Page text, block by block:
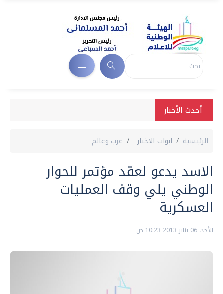
أحدث الأخبار
الرئيسية ابواب الاخبار عرب وعالم
الاسد يدعو لعقد مؤتمر للحوار
الوطني يلي وقف العمليات
العسكرية
الأحد، 06 يناير 2013 10:23 ص